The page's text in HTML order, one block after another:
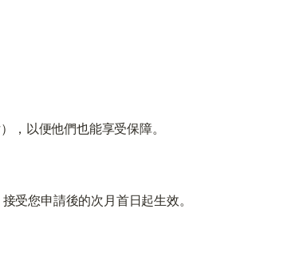
，以便他們也能享受保障。
受您申請後的次月首日起生效。